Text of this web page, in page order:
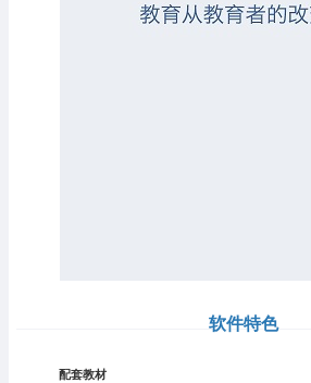
软件特色
配套教材